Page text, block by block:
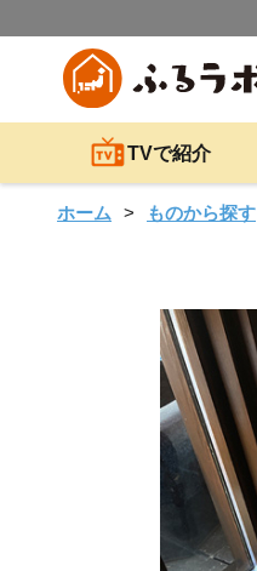
TVで紹介
ホーム ものから探す